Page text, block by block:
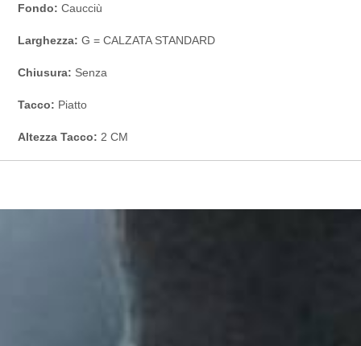
Fondo: Caucciù
Larghezza: G = CALZATA STANDARD
Chiusura: Senza
Tacco: Piatto
Altezza Tacco: 2 CM